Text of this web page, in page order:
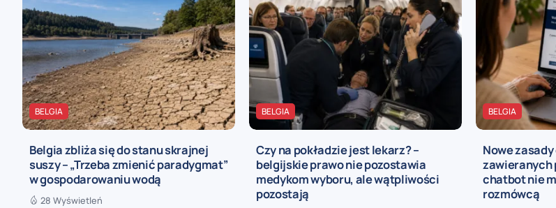
BELGIA
Belgia zbliża się do stanu skrajnej
suszy – „Trzeba zmienić paradygmat”
w gospodarowaniu wodą
28 Wyświetleń
BELGIA
Czy na pokładzie jest lekarz? –
belgijskie prawo nie pozostawia
medykom wyboru, ale wątpliwości
pozostają
BELGIA
Nowe
zawieranych
chatbot nie
rozmówcą